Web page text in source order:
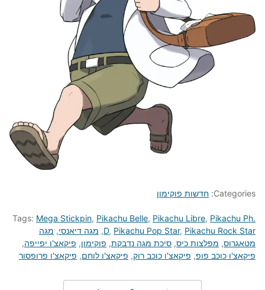
Categories: חדשות פוקימון
Tags: Mega Stickpin, Pikachu Belle, Pikachu Libre, Pikachu Ph.
D, Pikachu Pop Star, Pikachu Rock Star
, מגה דיאנסי, מגה
מטאגרוס, מפלצות כיס, סיכת מגה נדבקת, פוקימון, פיקאצ'ו יפייפה,
פיקאצ'ו כוכב פופ, פיקאצ'ו כוכב רוק, פיקאצ'ו לוחם, פיקאצ'ו פרופסור